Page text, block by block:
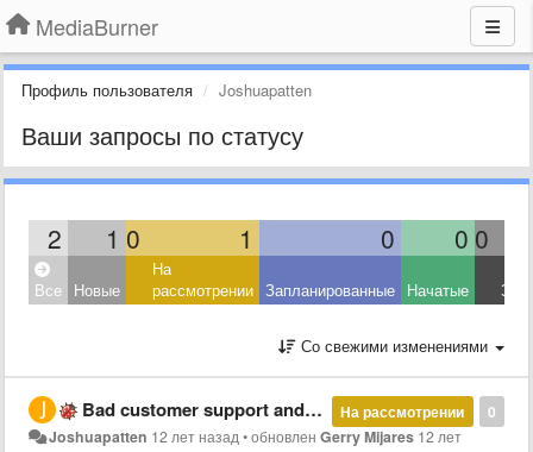
MediaBurner
Профиль пользователя Joshuapatten
Ваши запросы по статусу
2 1 0 1 0 0 0
Все Новые
На
рассмотрении Запланированные Начатые
Со свежими изменениями
0
На рассмотрении
Bad customer support and app
Joshuapatten 12 лет назад•обновленGerry Mijares 12 лет